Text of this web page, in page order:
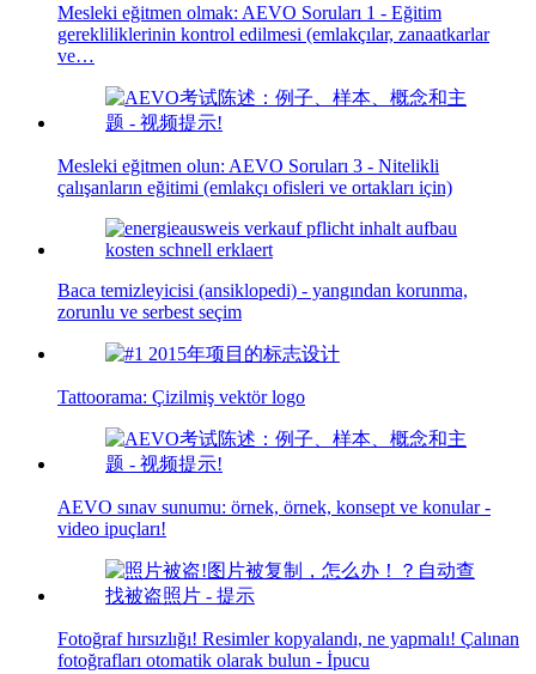
Mesleki eğitmen olmak: AEVO Soruları 1 - Eğitim
gerekliliklerinin kontrol edilmesi (emlakçılar, zanaatkarlar
ve…
Mesleki eğitmen olun: AEVO Soruları 3 - Nitelikli
çalışanların eğitimi (emlakçı ofisleri ve ortakları için)
Baca temizleyicisi (ansiklopedi) - yangından korunma,
zorunlu ve serbest seçim
Tattoorama: Çizilmiş vektör logo
AEVO sınav sunumu: örnek, örnek, konsept ve konular -
video ipuçları!
Fotoğraf hırsızlığı! Resimler kopyalandı, ne yapmalı! Çalınan
fotoğrafları otomatik olarak bulun - İpucu